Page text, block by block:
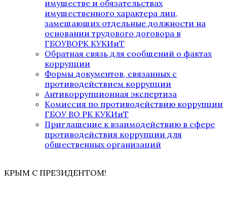
имуществе и обязательствах
имущественного характера лиц,
замещающих отдельные должности на
основании трудового договора в
ГБОУВОРК КУКИиТ
Обратная связь для сообщений о фактах
коррупции
Формы документов, связанных с
противодействием коррупции
Антикоррупционная экспертиза
Комиссия по противодействию коррупции
ГБОУ ВО РК КУКИиТ
Приглашение к взаимодействию в сфере
противодействия коррупции для
общественных организаций
КРЫМ С ПРЕЗИДЕНТОМ!